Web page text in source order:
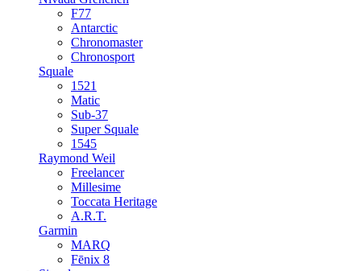
F77
Antarctic
Chronomaster
Chronosport
Squale
1521
Matic
Sub-37
Super Squale
1545
Raymond Weil
Freelancer
Millesime
Toccata Heritage
A.R.T.
Garmin
MARQ
Fēnix 8